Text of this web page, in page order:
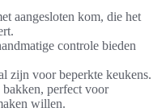
aangesloten kom, die het
controle bieden
zijn voor beperkte keukens.
bakken, perfect voor
willen.